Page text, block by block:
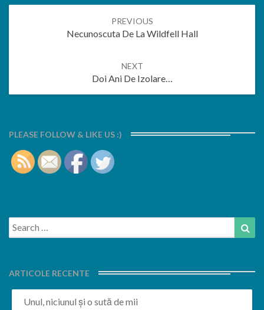
PREVIOUS
Necunoscuta De La Wildfell Hall
NEXT
Doi Ani De Izolare…
PLEASE FOLLOW & LIKE US :)
Search
for:
ARTICOLE RECENTE
Unul, niciunul și o sută de mii